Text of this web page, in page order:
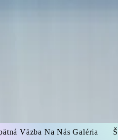
Väzba Na Nás Galéria